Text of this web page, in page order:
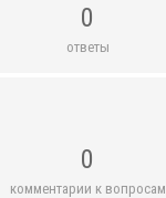
0
ответы
0
комментарии к вопросам